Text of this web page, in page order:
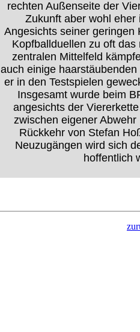
rechten Außenseite der
Zukunft aber wohl
Angesichts seiner geringen
Kopfballduellen zu oft
zentralen Mittelfeld
auch einige
er in den Testspielen
Insgesamt wurde beim
angesichts der
zwischen eigener
Rückkehr von Stefan
Neuzugängen wird sich
hoffentlich